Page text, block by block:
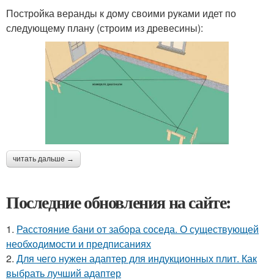
Постройка веранды к дому своими руками идет по
следующему плану (строим из древесины):
читать дальше →
Последние обновления на сайте:
1. Расстояние бани от забора соседа. О существующей
необходимости и предписаниях
2. Для чего нужен адаптер для индукционных плит. Как
выбрать лучший адаптер